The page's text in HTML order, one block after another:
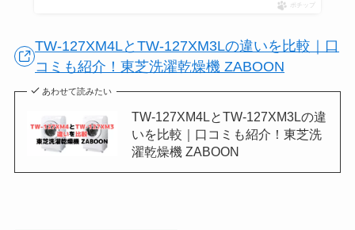
ポチップ
TW-127XM4LとTW-127XM3Lの違いを比較｜口
コミも紹介！東芝洗濯乾燥機 ZABOON
あわせて読みたい
TW-127XM4LとTW-127XM3Lの違
いを比較｜口コミも紹介！東芝洗
濯乾燥機 ZABOON